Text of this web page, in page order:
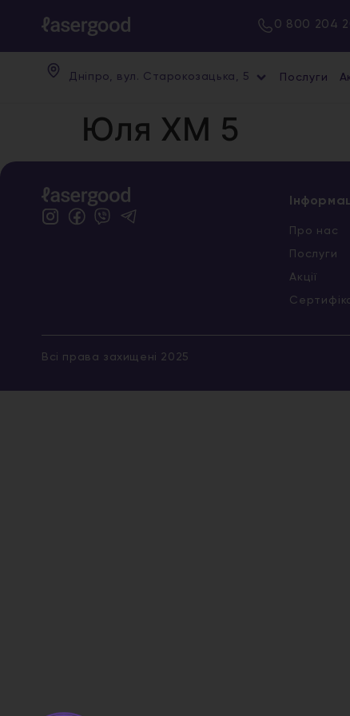
0 800 204
Дніпро, вул. Старокозацька, 5 Послуги
Юля ХМ 5
Про нас
Послуги
Акції
Всі права захищені 2025